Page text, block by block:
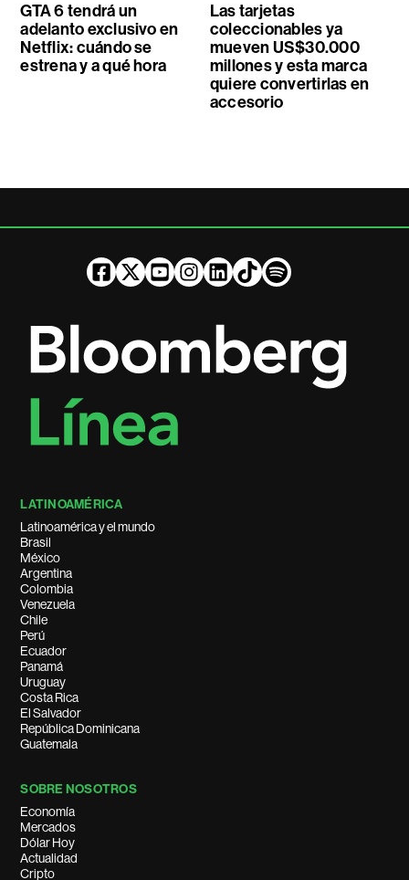
GTA 6 tendrá un
adelanto exclusivo en
Netflix: cuándo se
estrena y a qué hora
Las tarjetas
coleccionables ya
mueven US$30.000
millones y esta marca
quiere convertirlas en
accesorio
LATINOAMÉRICA
Latinoamérica y el mundo
Brasil
México
Argentina
Colombia
Venezuela
Chile
Perú
Ecuador
Panamá
Uruguay
Costa Rica
El Salvador
República Dominicana
Guatemala
SOBRE NOSOTROS
Economía
Mercados
Dólar Hoy
Actualidad
Cripto